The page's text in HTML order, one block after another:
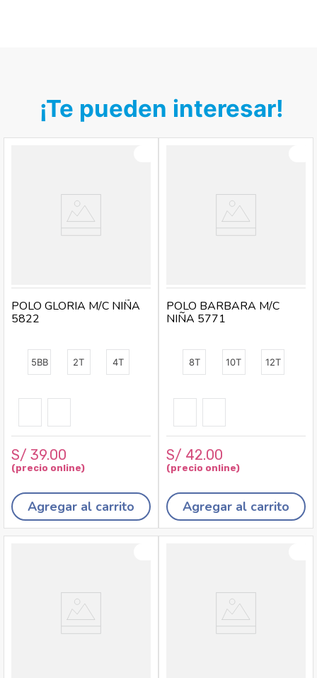
¡Te pueden interesar!
5BB 2T 4T
POLO GLORIA M/C NIÑA
5822
S/ 39.00
Agregar al carrito
8T 10T 12T
POLO BARBARA M/C
NIÑA 5771
S/ 42.00
Agregar al carrito